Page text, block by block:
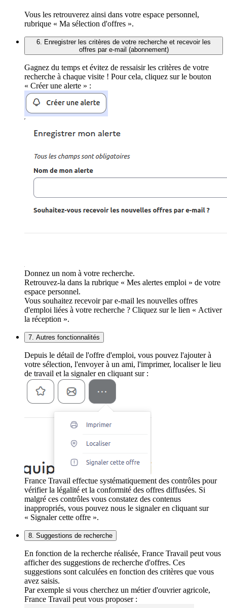
Vous les retrouverez ainsi dans votre espace personnel,
rubrique « Ma sélection d'offres ».
6. Enregistrer les critères de votre recherche et recevoir les
offres par e-mail (abonnement)
Gagnez du temps et évitez de ressaisir les critères de votre
recherche à chaque visite ! Pour cela, cliquez sur le bouton
« Créer une alerte » :
Donnez un nom à votre recherche.
Retrouvez-la dans la rubrique « Mes alertes emploi » de votre
espace personnel.
Vous souhaitez recevoir par e-mail les nouvelles offres
d'emploi liées à votre recherche ? Cliquez sur le lien « Activer
la réception ».
7. Autres fonctionnalités
Depuis le détail de l'offre d'emploi, vous pouvez l'ajouter à
votre sélection, l'envoyer à un ami, l'imprimer, localiser le lieu
de travail et la signaler en cliquant sur :
France Travail effectue systématiquement des contrôles pour
vérifier la légalité et la conformité des offres diffusées. Si
malgré ces contrôles vous constatez des contenus
inappropriés, vous pouvez nous le signaler en cliquant sur
« Signaler cette offre ».
8. Suggestions de recherche
En fonction de la recherche réalisée, France Travail peut vous
afficher des suggestions de recherche d'offres. Ces
suggestions sont calculées en fonction des critères que vous
avez saisis.
Par exemple si vous cherchez un métier d'ouvrier agricole,
France Travail peut vous proposer :